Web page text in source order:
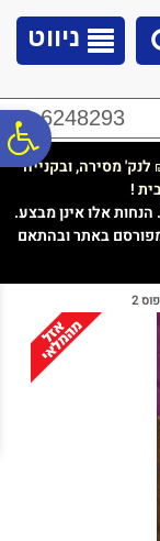
ניווט
02-6248293
לנק' מסירה, ובקנייה
!
אלו אינן מבצע.
באתר ובהתאם
2